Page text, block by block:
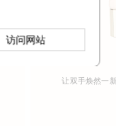
让双手焕然一
访问网站